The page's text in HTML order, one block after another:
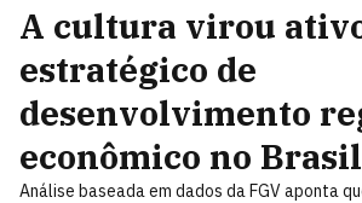
A cultura virou
estratégico de
desenvolvimento
econômico no Brasil
Análise baseada em dados da FGV aponta